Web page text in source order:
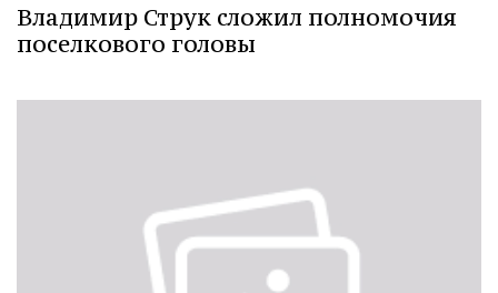
Владимир Струк сложил полномочия
поселкового головы